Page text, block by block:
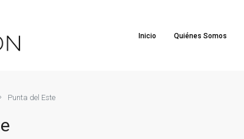
Inicio Quiénes Somos
Punta del Este